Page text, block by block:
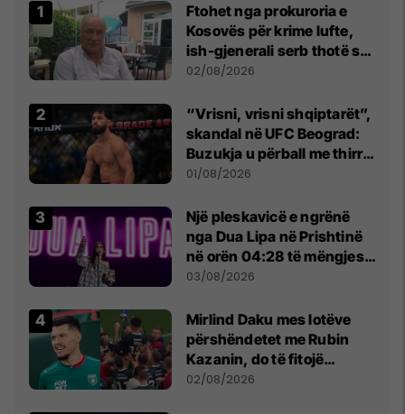
Ftohet nga prokuroria e
Kosovës për krime lufte,
ish-gjenerali serb thotë se
dikush e tradhtoi në
02/08/2026
“Vrisni, vrisni shqiptarët”,
skandal në UFC Beograd:
Buzukja u përball me thirrje
anti-shqiptare nga
01/08/2026
Një pleskavicë e ngrënë
nga Dua Lipa në Prishtinë
në orën 04:28 të mëngjesit
- dhe bota digjitale serbe
03/08/2026
Mirlind Daku mes lotëve
përshëndetet me Rubin
Kazanin, do të fitojë
miliona te Spartak Moska
02/08/2026